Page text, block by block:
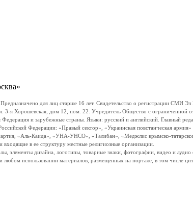
для лиц старше 16 лет. Свидетельство о регистрации СМИ
3-я Хорошевская, дом 12, пом. 22. Учредитель Общество с
и зарубежные страны. Языки: русский и английский. Главный
Российской Федерации: «Правый сектор», «Украинская
«Аль-Каида», «УНА-УНСО», «Талибан», «Меджлис крымско-
в ее структуру местные религиозные организации.
элементы дизайна, логотипы, товарные знаки, фотографии, видео и
использовании материалов, размещенных на портале, в том числе